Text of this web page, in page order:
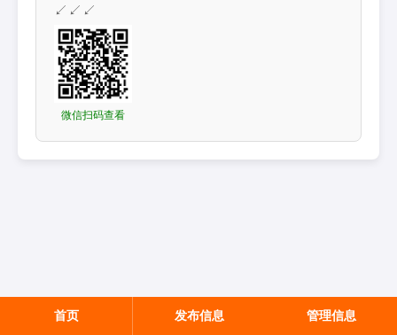
↙↙↙
微信扫码查看
首页 发布信息 管理信息